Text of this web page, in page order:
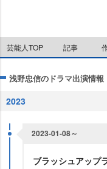
芸能人TOP 記事
浅野忠信のドラマ出演情報
2023
2023-01-08～
ブラッシュアップ